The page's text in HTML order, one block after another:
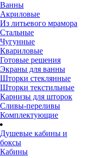
Ванны
Акриловые
Из литьевого мрамора
Стальные
Чугунные
Квариловые
Готовые решения
Экраны для ванны
Шторки стеклянные
Шторки текстильные
Карнизы для шторок
Сливы-переливы
Комплектующие
Душевые кабины и
боксы
Кабины